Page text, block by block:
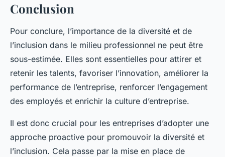
Conclusion
Pour conclure, l’importance de la diversité et de
l’inclusion dans le milieu professionnel ne peut être
sous-estimée. Elles sont essentielles pour attirer et
retenir les talents, favoriser l’innovation, améliorer la
performance de l’entreprise, renforcer l’engagement
des employés et enrichir la culture d’entreprise.
Il est donc crucial pour les entreprises d’adopter une
approche proactive pour promouvoir la diversité et
l’inclusion. Cela passe par la mise en place de